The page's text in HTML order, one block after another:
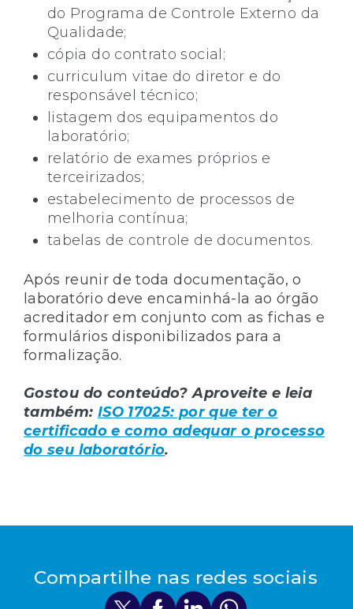
do Programa de Controle Externo da
Qualidade;
cópia do contrato social;
curriculum vitae do diretor e do
responsável técnico;
listagem dos equipamentos do
laboratório;
relatório de exames próprios e
terceirizados;
estabelecimento de processos de
melhoria contínua;
tabelas de controle de documentos.
Após reunir de toda documentação, o
laboratório deve encaminhá-la ao órgão
acreditador em conjunto com as fichas e
formulários disponibilizados para a
formalização.
Gostou do conteúdo? Aproveite e leia
também: ISO 17025: por que ter o
certificado e como adequar o processo
do seu laboratório.
Compartilhe nas redes sociais